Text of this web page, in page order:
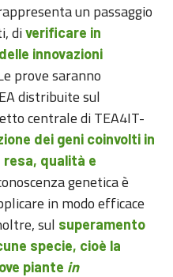
un passaggio
diverificare in
innovazioni
prove saranno
distribuite sul
centrale di TEA4IT-
dei geni coinvolti in
qualità e
genetica è
in modo efficace
sul superamento
specie, cioè la
piante in